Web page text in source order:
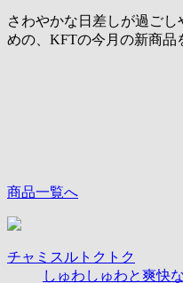
さわやかな日差しが過ご
めの、KFTの今月の新商品
商品一覧へ
チャミスルトクトク
しゅわしゅわと爽快